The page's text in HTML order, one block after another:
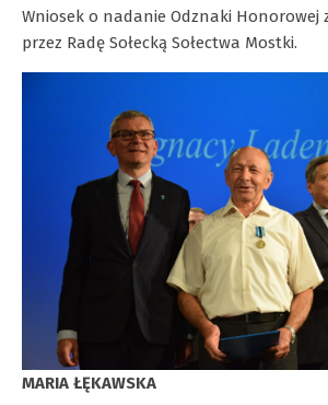
Wniosek o nadanie Odznaki Honorowej
przez Radę Sołecką Sołectwa Mostki.
MARIA ŁĘKAWSKA